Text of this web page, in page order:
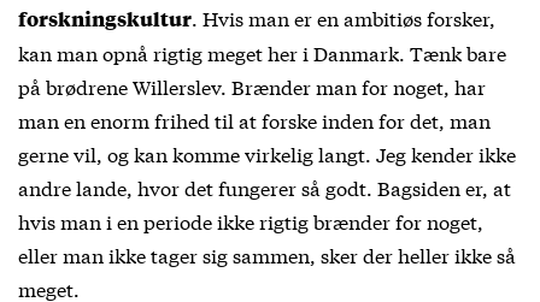
forskningskultur. Hvis man er en ambitiøs forsker,
kan man opnå rigtig meget her i Danmark. Tænk bare
på brødrene Willerslev. Brænder man for noget, har
man en enorm frihed til at forske inden for det, man
gerne vil, og kan komme virkelig langt. Jeg kender ikke
andre lande, hvor det fungerer så godt. Bagsiden er, at
hvis man i en periode ikke rigtig brænder for noget,
eller man ikke tager sig sammen, sker der heller ikke så
meget.